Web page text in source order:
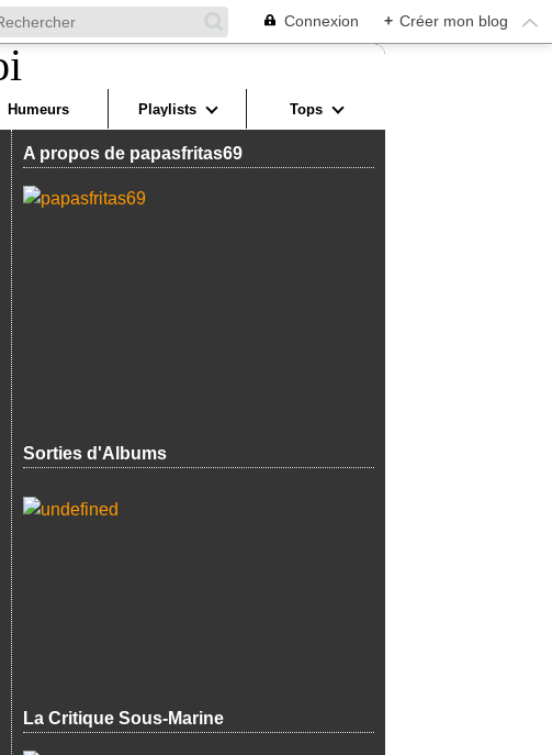
Connexion + Créer mon blog
Humeurs Playlists Tops
A propos de papasfritas69
Sorties d'Albums
La Critique Sous-Marine